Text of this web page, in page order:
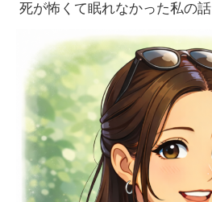
死が怖くて眠れなかった私の話